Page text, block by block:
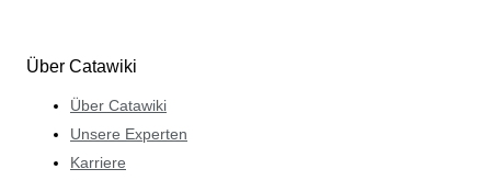
Über Catawiki
Über Catawiki
Unsere Experten
Karriere